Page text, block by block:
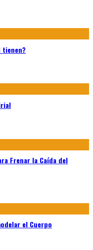
tienen?
Frenar la Caída del
el Cuerpo